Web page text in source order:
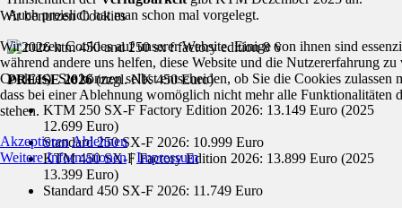
Auch preislich hat man schon mal vorgelegt.
PREISE 2026(zzgl. NK 450 Euro)
KTM 250 SX-F Factory Edition 2026: 13.149 Euro (2025
12.699 Euro)
Standard 250 SX-F 2026: 10.999 Euro
KTM 450 SX-F Factory Edition 2026: 13.899 Euro (2025
13.399 Euro)
Standard 450 SX-F 2026: 11.749 Euro
Wir benutzen Cookies
Wir nutzen Cookies auf unserer Website. Einige von ihnen sind
während andere uns helfen, diese Website und die Nutzererfahrung zu
Cookies). Sie können selbst entscheiden, ob Sie die Cookies zulassen
dass bei einer Ablehnung womöglich nicht mehr alle Funktionalitäten
stehen.
AkzeptierenAblehnen
Weitere Informationen|Impressum